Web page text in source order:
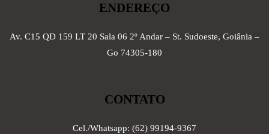
ENDEREÇO
Av. C15 QD 159 LT 20 Sala 06 2º Andar – St. Sudoeste, Goiânia –
Go 74305-180
CONTATO
Cel./Whatsapp: (62) 99194-9367